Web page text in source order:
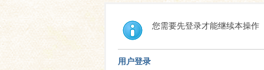
您需要先登录才能继续本操作
用户登录